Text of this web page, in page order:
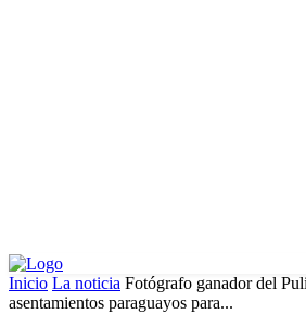
Inicio La noticia Fotógrafo ganador del
asentamientos paraguayos para...